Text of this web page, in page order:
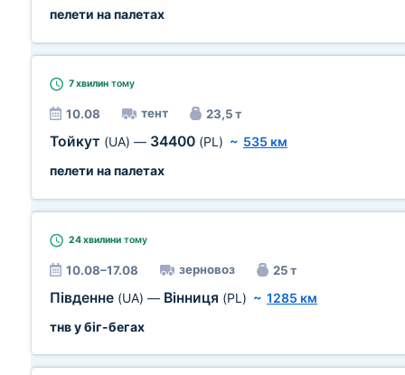
пелети на палетах
7 хвилин тому
10.08 тент 23,5 т
Тойкут (UA) — 34400 (PL) ~ 535 км
пелети на палетах
24 хвилини тому
10.08–17.08 зерновоз 25 т
Південне (UA) — Вінниця (PL) ~ 1285 км
тнв у біг-бегах